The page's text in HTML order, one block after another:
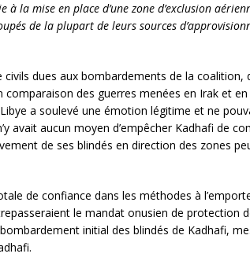
la mise en place d’une zone d’exclusion
de la plupart de leurs sources
civils dues aux bombardements de la coalition,
des guerres menées en Irak et
a soulevé une émotion légitime et ne
avait aucun moyen d’empêcher Kadhafi de
de ses blindés en direction des zones
de confiance dans les méthodes à
le mandat onusien de protection
initial des blindés de Kadhafi,